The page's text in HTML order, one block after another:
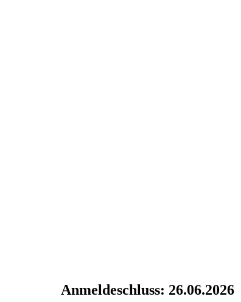
Anmeldeschluss: 26.06.2026